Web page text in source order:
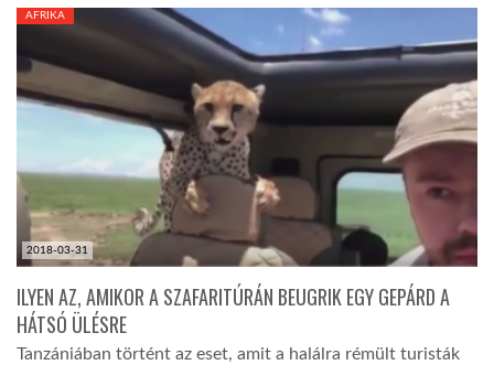
2018-03-31
AFRIKA
ILYEN AZ, AMIKOR A SZAFARITÚRÁN BEUGRIK EGY GEPÁRD A
HÁTSÓ ÜLÉSRE
Tanzániában történt az eset, amit a halálra rémült turisták